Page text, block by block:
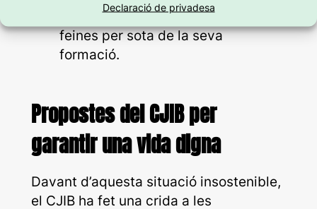
Declaració de privadesa
joves amb estudis superiors fan
feines per sota de la seva
formació.
Propostes del CJIB per
garantir una vida digna
Davant d’aquesta situació insostenible,
el CJIB ha fet una crida a les